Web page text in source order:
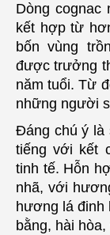
Dòng cognac
kết hợp từ
bốn vùng
được trưởng
năm tuổi. Từ
những người
Đáng chú ý là
tiếng với kết
tinh tế. Hỗn
nhã, với
hương lá đinh
bằng, hài